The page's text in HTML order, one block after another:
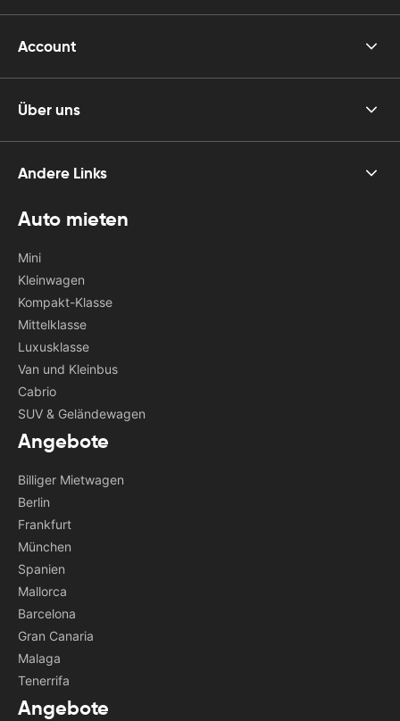
Account
Über uns
Andere Links
Auto mieten
Mini
Kleinwagen
Kompakt-Klasse
Mittelklasse
Luxusklasse
Van und Kleinbus
Cabrio
SUV & Geländewagen
Angebote
Billiger Mietwagen
Berlin
Frankfurt
München
Spanien
Mallorca
Barcelona
Gran Canaria
Malaga
Tenerrifa
Angebote